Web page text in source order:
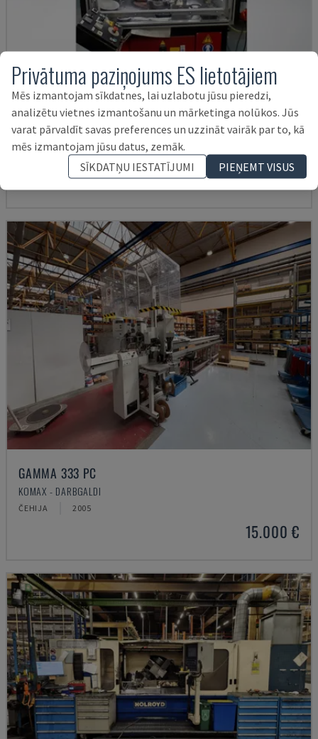
BLP 600/3S
MYLÄP - DARBGALDI
2004 4.840 HRS
11.000 €
GAMMA 333 PC
KOMAX - DARBGALDI
ČEHIJA 2005
15.000 €
Privātuma paziņojums ES lietotājiem
Mēs izmantojam sīkdatnes, lai uzlabotu jūsu pieredzi,
analizētu vietnes izmantošanu un mārketinga nolūkos. Jūs
varat pārvaldīt savas preferences un uzzināt vairāk par to, kā
mēs izmantojam jūsu datus, zemāk.
SĪKDATŅU IESTATĪJUMI
PIEŅEMT VISUS